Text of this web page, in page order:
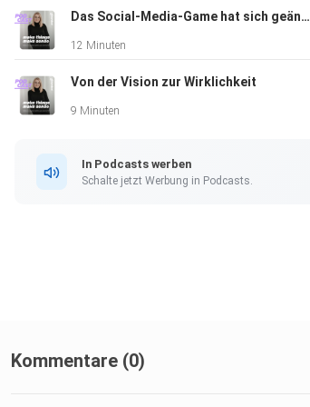
Das Social-Media-Game hat sich geändert
12 Minuten
Von der Vision zur Wirklichkeit
9 Minuten
In Podcasts werben
Schalte jetzt Werbung in Podcasts.
Kommentare (0)